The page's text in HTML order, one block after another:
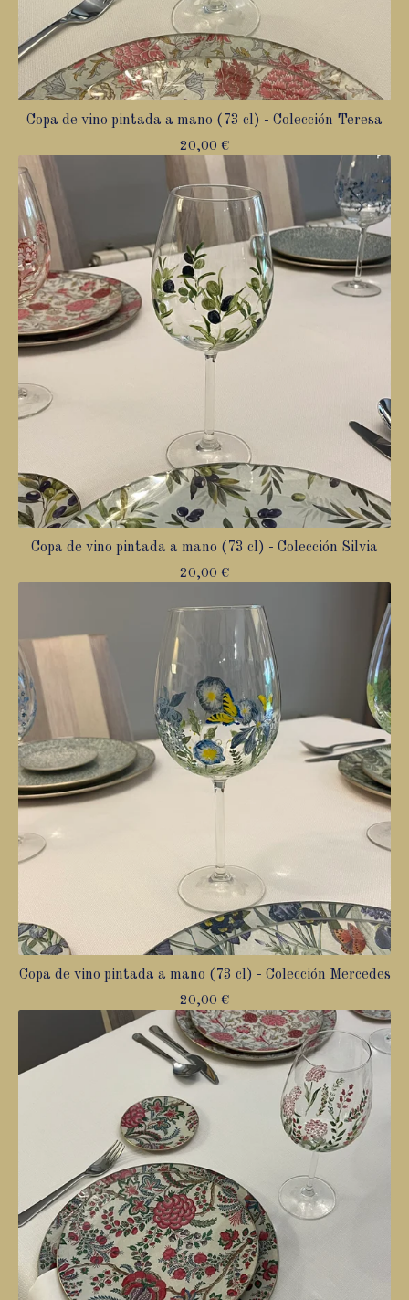
Copa de vino pintada a mano (73 cl) - Colección Teresa
20,00 €
Copa de vino pintada a mano (73 cl) - Colección Silvia
20,00 €
Copa de vino pintada a mano (73 cl) - Colección Mercedes
20,00 €